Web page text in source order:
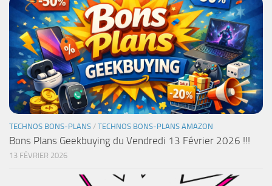
TECHNOS BONS-PLANS / TECHNOS BONS-PLANS AMAZON
Bons Plans Geekbuying du Vendredi 13 Février 2026 !!!
13 FÉVRIER 2026